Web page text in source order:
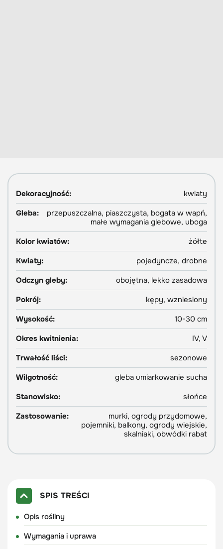
Dekoracyjność:
kwiaty
Gleba:
przepuszczalna, piaszczysta, bogata w wapń,
małe wymagania glebowe, uboga
Kolor kwiatów:
żółte
Kwiaty:
pojedyncze, drobne
Odczyn gleby:
obojętna, lekko zasadowa
Pokrój:
kępy, wzniesiony
Wysokość:
10-30 cm
Okres kwitnienia:
IV, V
Trwałość liści:
sezonowe
Wilgotność:
gleba umiarkowanie sucha
Stanowisko:
słońce
Zastosowanie:
murki, ogrody przydomowe,
pojemniki, balkony, ogrody wiejskie,
skalniaki, obwódki rabat
SPIS TREŚCI
Opis rośliny
Wymagania i uprawa